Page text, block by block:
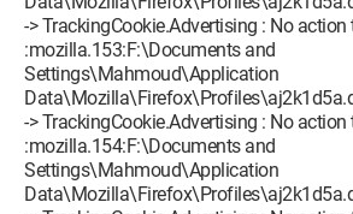
-> TrackingCookie.Advertising : No action
:mozilla.153:F:\Documents and
Settings\Mahmoud\Application
-> TrackingCookie.Advertising : No action
:mozilla.154:F:\Documents and
Settings\Mahmoud\Application